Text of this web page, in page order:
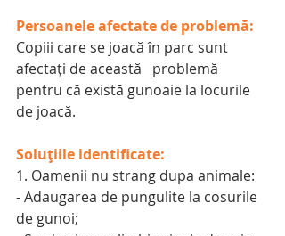
Persoanele afectate de problemă:
Copiii care se joacă în parc sunt
afectați de această   problemă
pentru că există gunoaie la locurile
de joacă.
Soluțiile identificate:
1. Oamenii nu strang dupa animale:
- Adaugarea de pungulite la cosurile
de gunoi;